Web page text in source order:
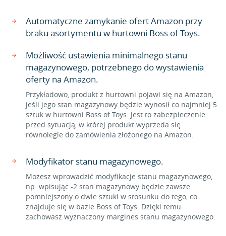
Automatyczne zamykanie ofert Amazon przy
braku asortymentu w hurtowni Boss of Toys.
Możliwość ustawienia minimalnego stanu
magazynowego, potrzebnego do wystawienia
oferty na Amazon.
Przykładowo, produkt z hurtowni pojawi się na Amazon,
jeśli jego stan magazynowy będzie wynosił co najmniej 5
sztuk w hurtowni Boss of Toys. Jest to zabezpieczenie
przed sytuacją, w której produkt wyprzeda się
równolegle do zamówienia złożonego na Amazon.
Modyfikator stanu magazynowego.
Możesz wprowadzić modyfikacje stanu magazynowego,
np. wpisując -2 stan magazynowy będzie zawsze
pomniejszony o dwie sztuki w stosunku do tego, co
znajduje się w bazie Boss of Toys. Dzięki temu
zachowasz wyznaczony margines stanu magazynowego.